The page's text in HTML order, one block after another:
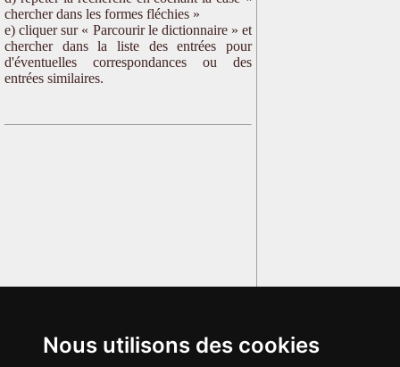
Nous utilisons des cookies
chercher dans les formes fléchies »
e) cliquer sur « Parcourir le dictionnaire » et
chercher dans la liste des entrées pour
d'éventuelles correspondances ou des
entrées similaires.